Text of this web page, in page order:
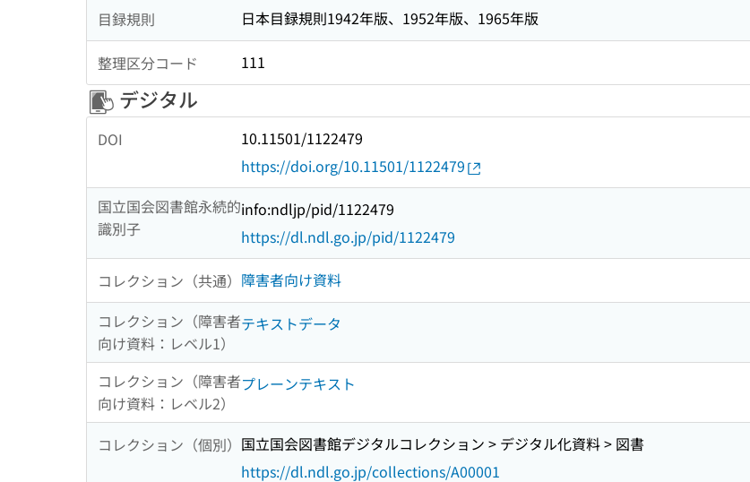
目録規則 日本目録規則1942年版、1952年版、1965年版
整理区分コード 111
デジタル
DOI
10.11501/1122479
https://doi.org/10.11501/1122479
国立国会図書館永続的
識別子
info:ndljp/pid/1122479
https://dl.ndl.go.jp/pid/1122479
コレクション（共通） 障害者向け資料
コレクション（障害者
向け資料：レベル1）
テキストデータ
コレクション（障害者
向け資料：レベル2）
プレーンテキスト
コレクション（個別） 国立国会図書館デジタルコレクション > デジタル化資料 > 図書
https://dl.ndl.go.jp/collections/A00001